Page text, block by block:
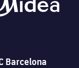
Barcelona